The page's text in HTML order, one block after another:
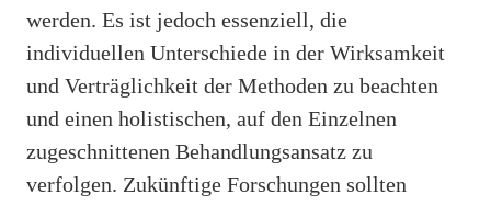
werden. Es ist jedoch essenziell, die
individuellen Unterschiede in der Wirksamkeit
und Verträglichkeit der Methoden zu beachten
und einen holistischen, auf den Einzelnen
zugeschnittenen Behandlungsansatz zu
verfolgen. Zukünftige Forschungen sollten